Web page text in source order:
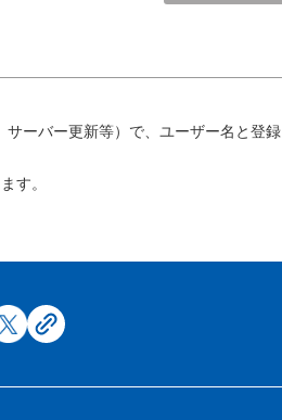
ーバー更新等）で、ユーザー名と登
す。
x copy